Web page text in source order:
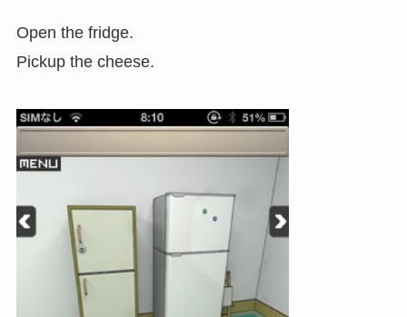
Open the fridge.
Pickup the cheese.